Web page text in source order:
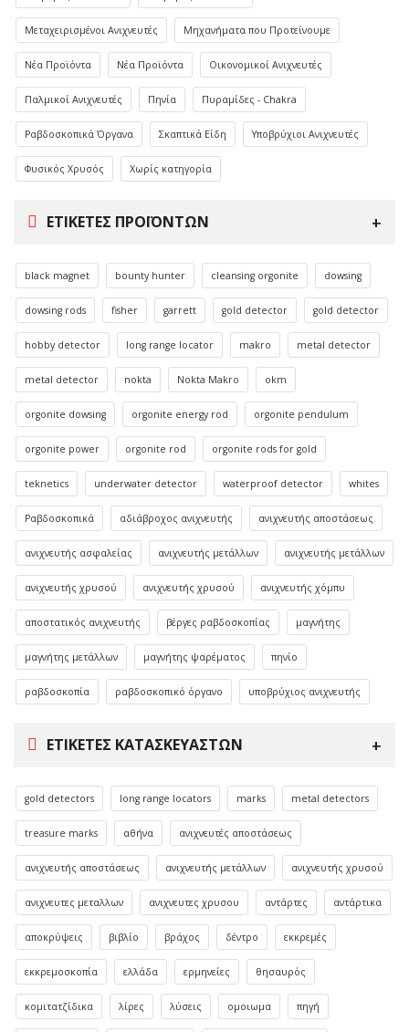
Μεταχειρισμένοι Ανιχνευτές Μηχανήματα που Προτείνουμε
Νέα Προϊόντα Νέα Προϊόντα Οικονομικοί Ανιχνευτές
Παλμικοί Ανιχνευτές Πηνία Πυραμίδες - Chakra
Ραβδοσκοπικά Όργανα Σκαπτικά Είδη Υποβρύχιοι Ανιχνευτές
Φυσικός Χρυσός Χωρίς κατηγορία
ΕΤΙΚΈΤΕΣ ΠΡΟΪΌΝΤΩΝ
black magnet bounty hunter cleansing orgonite dowsing
dowsing rods fisher garrett gold detector gold detector
hobby detector long range locator makro metal detector
metal detector nokta Nokta Makro okm
orgonite dowsing orgonite energy rod orgonite pendulum
orgonite power orgonite rod orgonite rods for gold
teknetics underwater detector waterproof detector whites
Ραβδοσκοπικά αδιάβροχος ανιχνευτής ανιχνευτής αποστάσεως
ανιχνευτής ασφαλείας ανιχνευτής μετάλλων ανιχνευτής μετάλλων
ανιχνευτής χρυσού ανιχνευτής χρυσού ανιχνευτής χόμπυ
αποστατικός ανιχνευτής βέργες ραβδοσκοπίας μαγνήτης
μαγνήτης μετάλλων μαγνήτης ψαρέματος πηνίο
ραβδοσκοπία ραβδοσκοπικό όργανο υποβρύχιος ανιχνευτής
ΕΤΙΚΈΤΕΣ ΚΑΤΑΣΚΕΥΑΣΤΏΝ
gold detectors long range locators marks metal detectors
treasure marks αθήνα ανιχνευτές αποστάσεως
ανιχνευτής αποστάσεως ανιχνευτής μετάλλων ανιχνευτής χρυσού
ανιχνευτες μεταλλων ανιχνευτες χρυσου αντάρτες αντάρτικα
αποκρύψεις βιβλίο βράχος δέντρο εκκρεμές
εκκρεμοσκοπία ελλάδα ερμηνείες θησαυρός
κομιτατζίδικα λίρες λύσεις ομοιωμα πηγή